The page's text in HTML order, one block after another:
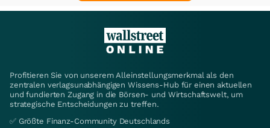
Profitieren Sie von unserem Alleinstellungsmerkmal als den
zentralen verlagsunabhängigen Wissens-Hub für einen aktuellen
und fundierten Zugang in die Börsen- und Wirtschaftswelt, um
strategische Entscheidungen zu treffen.
✅ Größte Finanz-Community Deutschlands